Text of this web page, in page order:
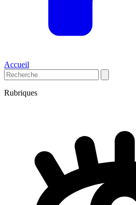
Accueil
Rubriques